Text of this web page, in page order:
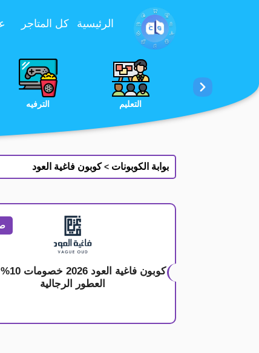
تخطي إلى المحتوى
الرئيسية كل المتاجر
التعليم الجمال والعناية الخدمات
بوابة الكوبونات > كوبون فاغية العود
كوبون
العطور الرجالية